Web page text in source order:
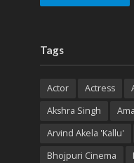
Tags
Actor Actress
Akshra Singh
Arvind Akela 'Kallu'
Bhojpuri Cinema